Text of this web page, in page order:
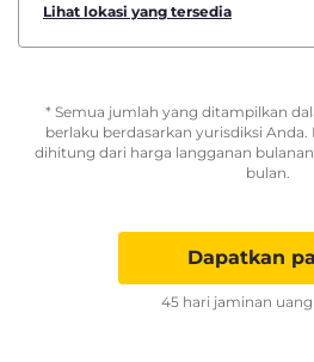
Lihat lokasi yang tersedia
* Semua jumlah yang ditampilkan
berlaku berdasarkan yurisdiksi
dihitung dari harga langganan
bulan.
Dapatkan
45 hari jaminan